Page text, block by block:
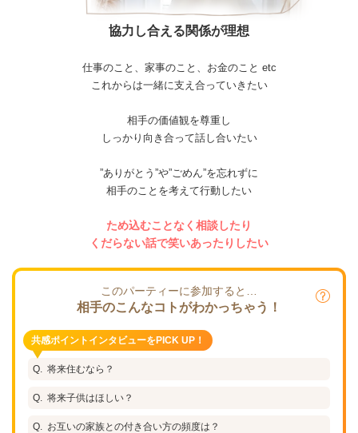
協力し合える関係が理想
仕事のこと、家事のこと、お金のこと etc
これからは一緒に支え合っていきたい
相手の価値観を尊重し
しっかり向き合って話し合いたい
”ありがとう”や”ごめん”を忘れずに
相手のことを考えて行動したい
ため込むことなく相談したり
くだらない話で笑いあったりしたい
このパーティーに参加すると…
相手のこんなコトがわかっちゃう！
共感ポイントインタビューをPICK UP！
将来住むなら？
将来子供はほしい？
お互いの家族との付き合い方の頻度は？